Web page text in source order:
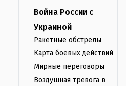
Война России с
Украиной
Ракетные обстрелы
Карта боевых действий
Мирные переговоры
Воздушная тревога в